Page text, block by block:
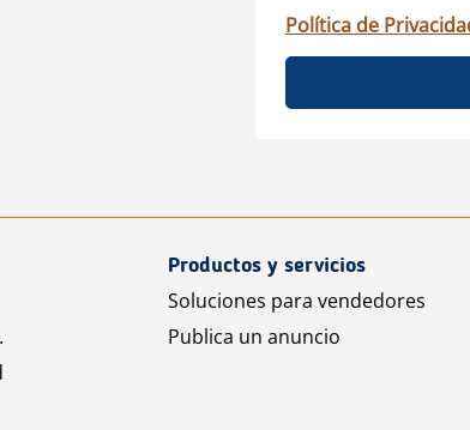
Política de
Productos y servicios
Soluciones para vendedores
Publica un anuncio